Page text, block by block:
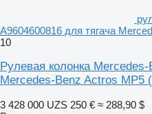
A9604600816 для тягача
10
Рулевая колонка
Mercedes-Benz Actros MP5
3 428 000 UZS 250 € ≈ 288,90 $